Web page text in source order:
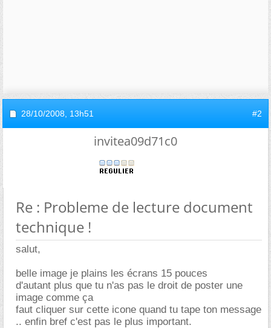
28/10/2008, 13h51 #2
invitea09d71c0
Re : Probleme de lecture document
technique !
salut,
belle image je plains les écrans 15 pouces
d'autant plus que tu n'as pas le droit de poster une
image comme ça
faut cliquer sur cette icone quand tu tape ton message
.. enfin bref c'est pas le plus important.